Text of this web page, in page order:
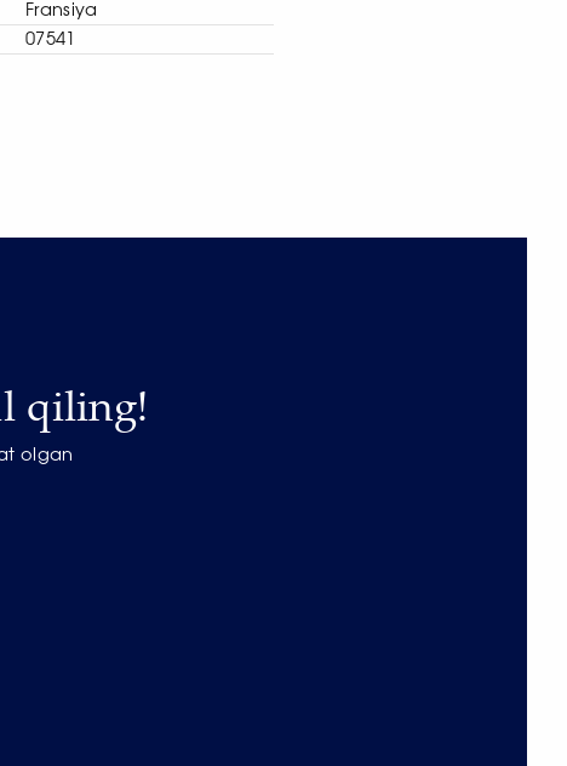
Fransiya
07541
qiling!
olgan